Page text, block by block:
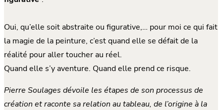
Oui, qu’elle soit abstraite ou figurative,… pour moi ce qui fait
la magie de la peinture, c’est quand elle se défait de la
réalité pour aller toucher au réel.
Quand elle s’y aventure. Quand elle prend ce risque.
Pierre Soulages dévoile les étapes de son processus de
création et raconte sa relation au tableau, de l’origine à la